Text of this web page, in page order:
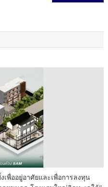
เพื่ออยู่อาศัยและเพื่อการลงทุน